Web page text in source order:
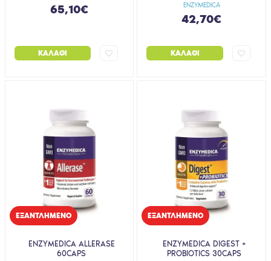
65,10€
ΚΑΛΆΘΙ
ENZYMEDICA
42,70€
ΚΑΛΆΘΙ
EΞΑΝΤΛΗΜΈΝΟ
ENZYMEDICA ALLERASE
60CAPS
EΞΑΝΤΛΗΜΈΝΟ
ENZYMEDICA DIGEST +
PROBIOTICS 30CAPS